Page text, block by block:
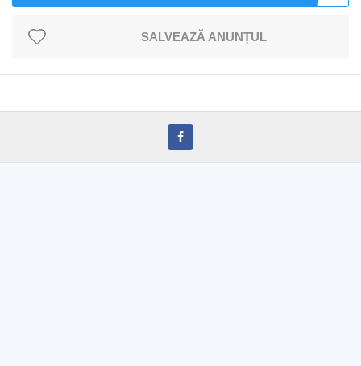
SALVEAZĂ ANUNȚUL